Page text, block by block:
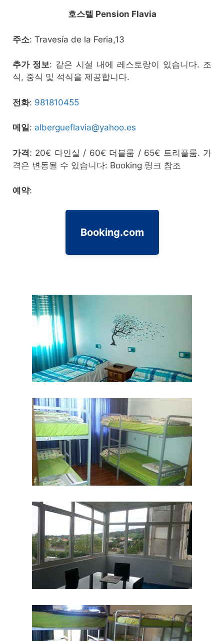
호스텔 Pension Flavia
주소: Travesía de la Feria,13
추가 정보: 같은 시설 내에 레스토랑이 있습니다. 조
식, 중식 및 석식을 제공합니다.
전화: 981810455
메일: albergueflavia@yahoo.es
가격: 20€ 다인실 / 60€ 더블룸 / 65€ 트리플룸. 가
격은 변동될 수 있습니다: Booking 링크 참조
예약:
Booking.com